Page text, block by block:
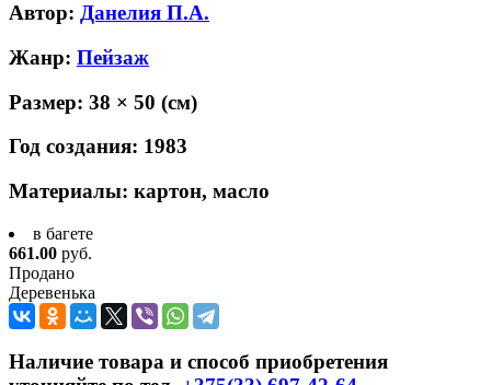
Автор: Данелия П.А.
Жанр: Пейзаж
Размер: 38 × 50 (см)
Год создания: 1983
Материалы: картон, масло
в багете
661.00 руб.
Продано
Деревенька
Наличие товара и способ приобретения